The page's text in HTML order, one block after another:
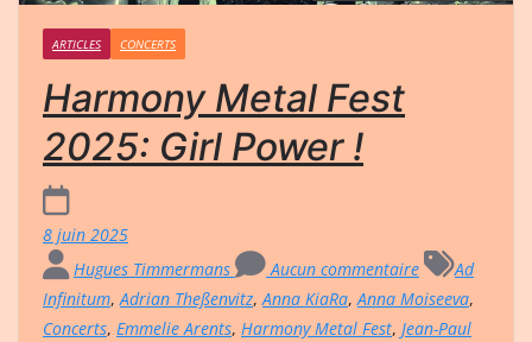
ARTICLES CONCERTS
Harmony Metal Fest
2025: Girl Power !
8 juin 2025
Hugues Timmermans
Aucun commentaire
Ad
Infinitum,Adrian Theßenvitz,Anna KiaRa,Anna Moiseeva,
Concerts, Emmelie Arents, Harmony Metal Fest, Jean-Paul